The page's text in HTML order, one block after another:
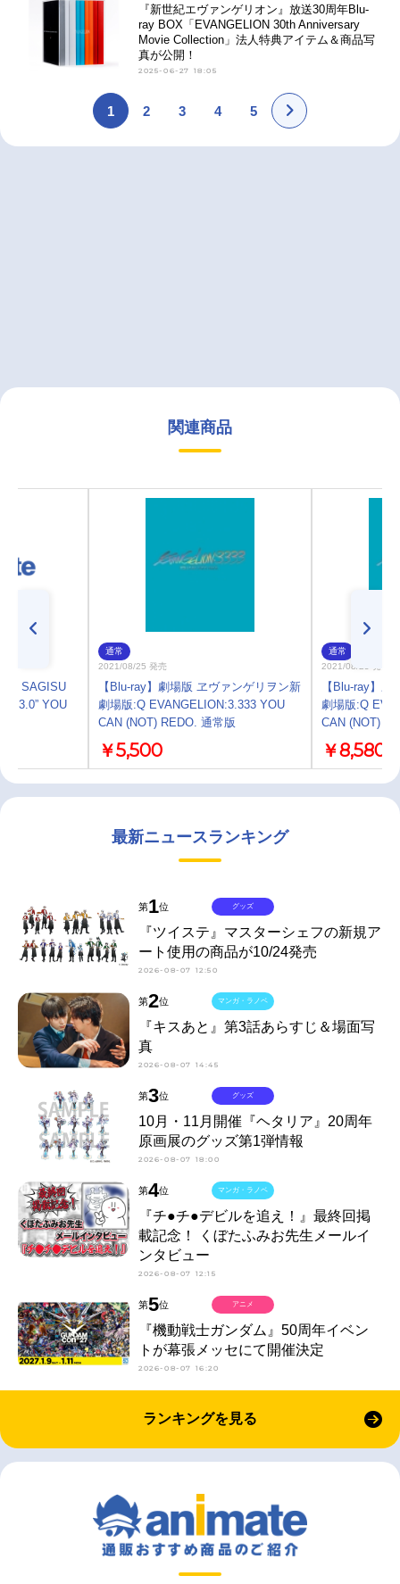
『新世紀エヴァンゲリオン』放送30周年Blu-
ray BOX「EVANGELION 30th Anniversary
Movie Collection」法人特典アイテム＆商品写
真が公開！
2025-06-27 18:05
1 2 3 4 5
関連商品
SAGISU
YOU
通常
2021/08/25 発売
【Blu-ray】劇場版 ヱヴァンゲリヲン新
劇場版:Q EVANGELION:3.333 YOU
CAN (NOT) REDO. 通常版
￥5,500
通常
2021/08/25 発売
【Blu-ray】
劇場版:Q
CAN (NOT)
￥8,580
最新ニュースランキング
第1位
『ツイステ』マスターシェフの新規ア
ート使用の商品が10/24発売
2026-08-07 12:50
グッズ
第2位
『キスあと』第3話あらすじ＆場面写
真
2026-08-07 14:45
マンガ・ラノベ
第3位
10月・11月開催『ヘタリア』20周年
原画展のグッズ第1弾情報
2026-08-07 18:00
グッズ
第4位
『チ●チ●デビルを追え！』最終回掲
載記念！ くぼたふみお先生メールイ
ンタビュー
2026-08-07 12:15
マンガ・ラノベ
第5位
『機動戦士ガンダム』50周年イベン
トが幕張メッセにて開催決定
2026-08-07 16:20
アニメ
ランキングを見る